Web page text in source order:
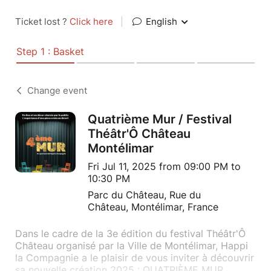
Ticket lost ? Click here English
Step 1 : Basket
Change event
Quatrième Mur / Festival
Théâtr'Ô Château
Montélimar
Fri Jul 11, 2025 from 09:00 PM to
10:30 PM
Parc du Château, Rue du
Château, Montélimar, France
Dans le cadre de la 3e édition du festival Théâtr'Ô
Château organisé par la Ville de Montélimar, Happi
la Compagnie a le plaisir de vous inviter à découvrir